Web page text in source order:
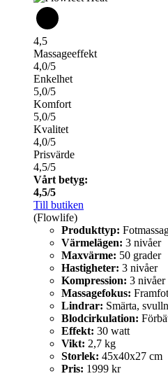
4,5
Massageeffekt
4,0/5
Enkelhet
5,0/5
Komfort
5,0/5
Kvalitet
4,0/5
Prisvärde
4,5/5
Vårt betyg:
4,5/5
Till butiken
(Flowlife)
Produkttyp:
Värmelägen: 3 nivåer
Maxvärme: 50 grader
Hastigheter: 3 nivåer
Kompression: 3 nivåer
Massagefokus:
Lindrar: Smärta,
Blodcirkulation:
Effekt: 30 watt
Vikt: 2,7 kg
Storlek: 45x40x27 cm
Pris: 1999 kr